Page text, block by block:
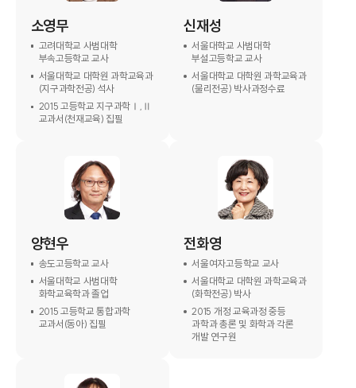
소영무
고려대학교 사범대학
부속고등학교 교사
서울대학교 대학원 과학교육과
(지구과학전공) 석사
2015 고등학교 지구과학Ⅰ,Ⅱ
교과서(천재교육) 집필
신재성
서울대학교 사범대학
부설고등학교 교사
서울대학교 대학원 과학교육과
(물리전공) 박사과정수료
양현우
송도고등학교 교사
서울대학교 사범대학
화학교육학과 졸업
2015 고등학교 통합과학
교과서(동아) 집필
전화영
서울여자고등학교 교사
서울대학교 대학원 과학교육과
(화학전공) 박사
2015 개정 교육과정 중등
과학과 총론 및 화학과 각론
개발 연구원